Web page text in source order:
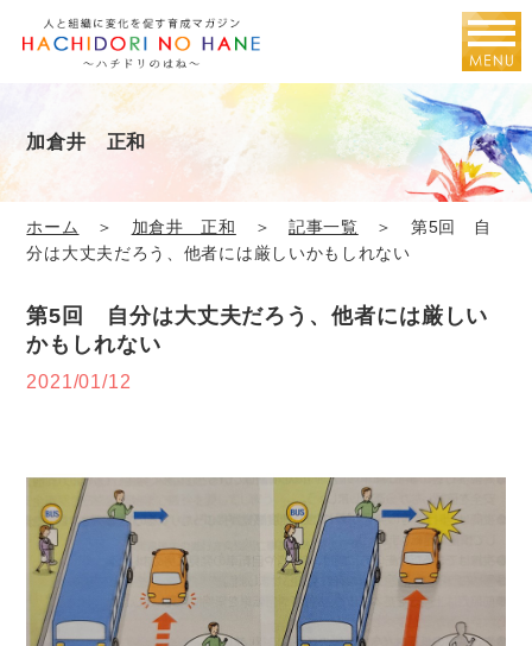
加倉井 正和
ホーム ＞ 加倉井 正和 ＞ 記事一覧 ＞ 第5回 自
分は大丈夫だろう、他者には厳しいかもしれない
第5回 自分は大丈夫だろう、他者には厳しい
かもしれない
2021/01/12